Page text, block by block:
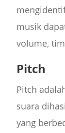
musik
volume,
Pitch
Pitch
suara
yang